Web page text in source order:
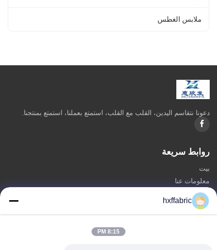
ملابس الغطس
دعونا نتقاسم اليدين، القلب مع القلب، استمتع بعملنا، استمتع بمنتجنا.
روابط سريعة
بيت
معلومات عنا
المنتجات
اتصل بنا
hxffabric
8:15 PM